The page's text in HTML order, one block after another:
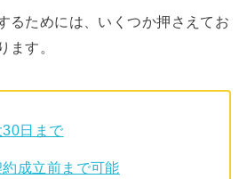
るためには、いくつか押さえてお
ます。
日まで
成立前まで可能